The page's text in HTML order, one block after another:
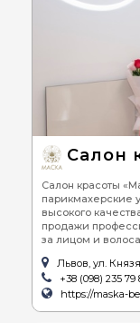
Салон
Салон красоты
парикмахерские
высокого
продажи
за лицом и
Львов, ул.
+38 (098) 235 79
https://maska-